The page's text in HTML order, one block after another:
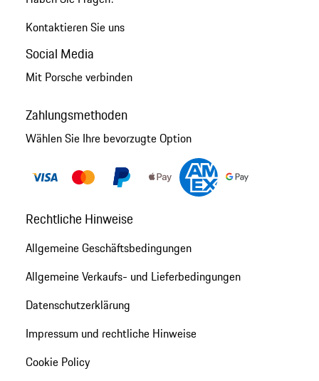
Kontaktieren Sie uns
Social Media
Mit Porsche verbinden
Zahlungsmethoden
Wählen Sie Ihre bevorzugte Option
Rechtliche Hinweise
Allgemeine Geschäftsbedingungen
Allgemeine Verkaufs- und Lieferbedingungen
Datenschutzerklärung
Impressum und rechtliche Hinweise
Cookie Policy